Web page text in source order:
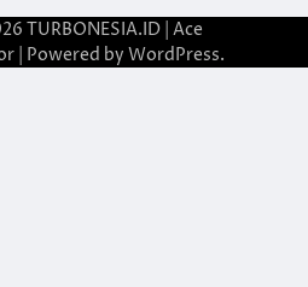
TURBONESIA.ID| Ace
| Powered by WordPress.